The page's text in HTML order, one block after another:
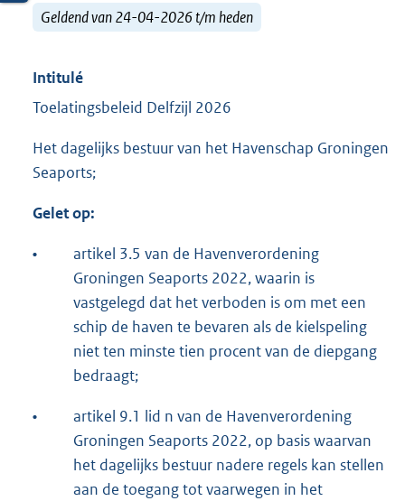
Geldend van 24-04-2026 t/m heden
Intitulé
Toelatingsbeleid Delfzijl 2026
Het dagelijks bestuur van het Havenschap Groningen
Seaports;
Gelet op:
•
artikel 3.5 van de Havenverordening
Groningen Seaports 2022, waarin is
vastgelegd dat het verboden is om met een
schip de haven te bevaren als de kielspeling
niet ten minste tien procent van de diepgang
bedraagt;
•
artikel 9.1 lid n van de Havenverordening
Groningen Seaports 2022, op basis waarvan
het dagelijks bestuur nadere regels kan stellen
aan de toegang tot vaarwegen in het